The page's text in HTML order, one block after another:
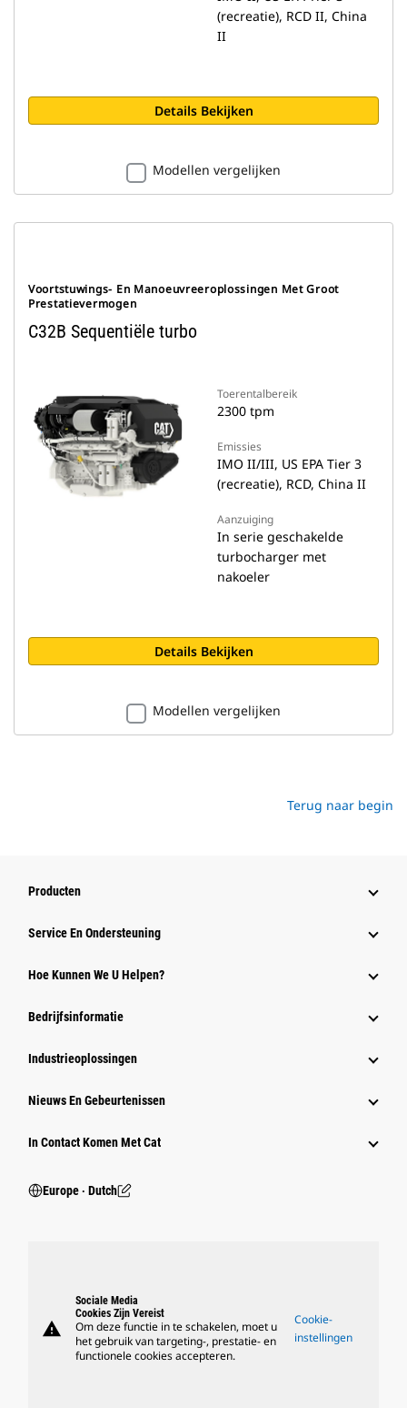
(recreatie), RCD II, China
II
Details Bekijken
Modellen vergelijken
Voortstuwings- En Manoeuvreeroplossingen Met Groot
Prestatievermogen
C32B Sequentiële turbo
Toerentalbereik
2300 tpm
Emissies
IMO II/III, US EPA Tier 3
(recreatie), RCD, China II
Aanzuiging
In serie geschakelde
turbocharger met
nakoeler
Details Bekijken
Modellen vergelijken
Terug naar begin
Producten
Service En Ondersteuning
Hoe Kunnen We U Helpen?
Bedrijfsinformatie
Industrieoplossingen
Nieuws En Gebeurtenissen
In Contact Komen Met Cat
Europe ‧ Dutch
warning
Sociale Media
Cookies Zijn Vereist
Om deze functie in te schakelen, moet u
het gebruik van targeting-, prestatie- en
functionele cookies accepteren.
Cookie-
instellingen